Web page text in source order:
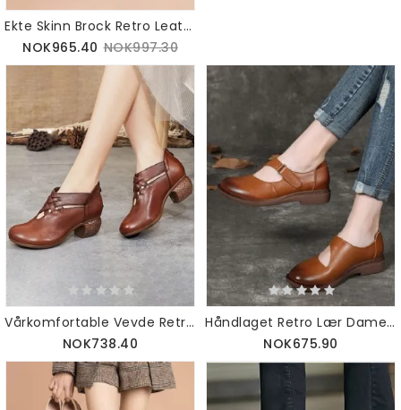
Ekte Skinn Brock Retro Leather Britiske Oxford Sko
NOK965.40 NOK997.30
Vårkomfortable Vevde Retro Tykke Sko | Gave Sko
NOK738.40
Håndlaget Retro Lær Damespenne Flat
NOK675.90